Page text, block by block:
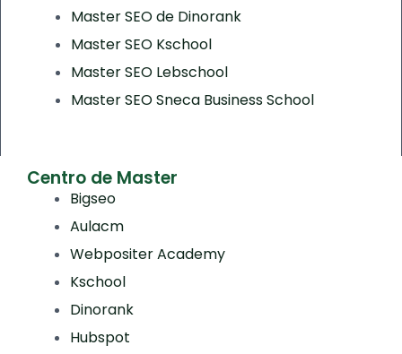
Master SEO de Dinorank
Master SEO Kschool
Master SEO Lebschool
Master SEO Sneca Business School
Centro de Master
Bigseo
Aulacm
Webpositer Academy
Kschool
Dinorank
Hubspot